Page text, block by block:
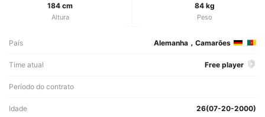
184 cm
Altura
84 kg
Peso
País Alemanha，Camarões
Time atual Free player
Período do contrato
Idade 26(07-20-2000)